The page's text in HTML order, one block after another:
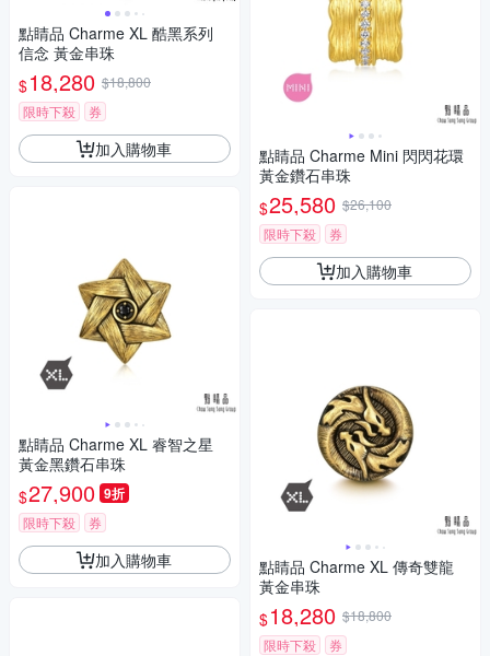
點睛品 Charme XL 酷黑系列
信念 黃金串珠
$18,280 $18,800
限時下殺
券
加入購物車
點睛品 Charme XL 睿智之星
黃金黑鑽石串珠
$27,900 9折
限時下殺 券
加入購物車
點睛品 Charme Mini 閃閃花環
黃金鑽石串珠
$25,580 $26,100
限時下殺
券
加入購物車
點睛品 Charme XL 傳奇雙龍
黃金串珠
$18,280 $18,800
限時下殺
券